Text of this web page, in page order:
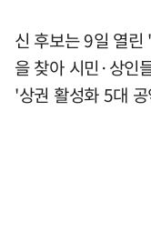
신 후보는 9일 열
을 찾아 시민·상인
'상권 활성화 5대